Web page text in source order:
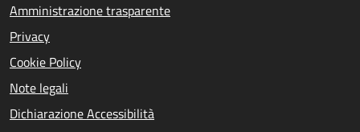
Amministrazione trasparente
Privacy
Cookie Policy
Note legali
Dichiarazione Accessibilità